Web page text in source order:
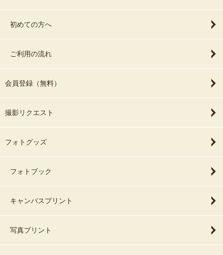
初めての方へ
ご利用の流れ
会員登録（無料）
撮影リクエスト
フォトグッズ
フォトブック
キャンバスプリント
写真プリント